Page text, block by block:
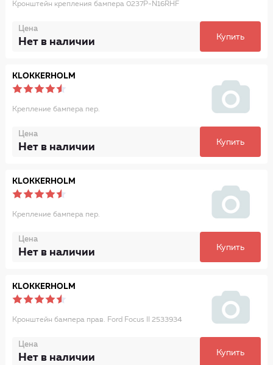
Кронштейн крепления бампера 0237P-N16RHF
Цена
Нет в наличии Купить
KLOKKERHOLM
Крепление бампера пер.
Цена
Нет в наличии Купить
KLOKKERHOLM
Крепление бампера пер.
Цена
Нет в наличии Купить
KLOKKERHOLM
Кронштейн бампера прав. Ford Focus II 2533934
Цена
Нет в наличии Купить